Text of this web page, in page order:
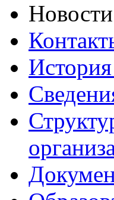
Новости